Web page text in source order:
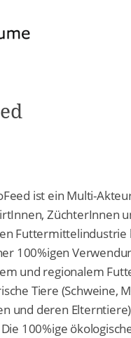
ist ein Multi-
ZüchterInnen
Futtermittelindustrie
100%igen
und regionalem
Tiere (Schweine,
und deren
100%ige